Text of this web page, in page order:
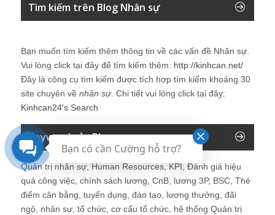
Tìm kiếm trên Blog Nhân sự
Bạn muốn tìm kiếm thêm thông tin về các vấn đề Nhân sự.
Vui lòng click tại đây để tìm kiếm thêm: http://kinhcan.net/
Đây là công cụ tìm kiếm được tích hợp tìm kiếm khoảng 30
site chuyên về nhân sự. Chi tiết vui lòng click tại đây:
Kinhcan24′s Search
Keyword của Blog
Quản trị nhân sự, Human Resources, KPI, Đánh giá hiệu
quả công việc, chính sách lương, CnB, lương 3P, BSC, Thẻ
điểm cân bằng, tuyển dụng, đào tạo, lương thưởng, đãi
ngộ, nhân sự, tổ chức, cơ cấu tổ chức, hệ thống Quản trị
Bạn có cần Cường hỗ trợ?